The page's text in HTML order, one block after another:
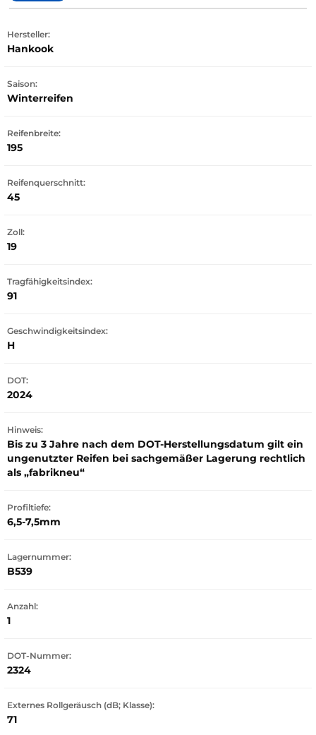
Hersteller:
Hankook
Saison:
Winterreifen
Reifenbreite:
195
Reifenquerschnitt:
45
Zoll:
19
Tragfähigkeitsindex:
91
Geschwindigkeitsindex:
H
DOT:
2024
Hinweis:
Bis zu 3 Jahre nach dem DOT-Herstellungsdatum gilt ein
ungenutzter Reifen bei sachgemäßer Lagerung rechtlich
als „fabrikneu“
Profiltiefe:
6,5-7,5mm
Lagernummer:
B539
Anzahl:
1
DOT-Nummer:
2324
Externes Rollgeräusch (dB; Klasse):
71